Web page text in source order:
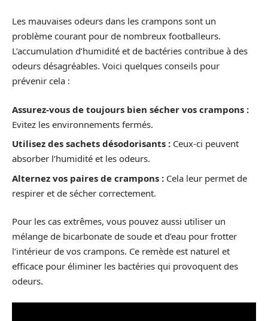
Les mauvaises odeurs dans les crampons sont un
problème courant pour de nombreux footballeurs.
L’accumulation d’humidité et de bactéries contribue à des
odeurs désagréables. Voici quelques conseils pour
prévenir cela :
Assurez-vous de toujours bien sécher vos crampons :
Evitez les environnements fermés.
Utilisez des sachets désodorisants : Ceux-ci peuvent
absorber l’humidité et les odeurs.
Alternez vos paires de crampons : Cela leur permet de
respirer et de sécher correctement.
Pour les cas extrêmes, vous pouvez aussi utiliser un
mélange de bicarbonate de soude et d’eau pour frotter
l’intérieur de vos crampons. Ce remède est naturel et
efficace pour éliminer les bactéries qui provoquent des
odeurs.